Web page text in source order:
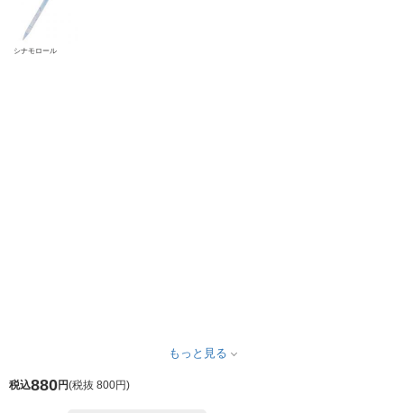
シナモロール
もっと見る
税込880円(税抜 800円)